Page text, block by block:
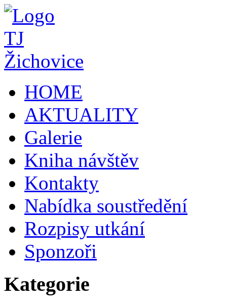
HOME
AKTUALITY
Galerie
Kniha návštěv
Kontakty
Nabídka soustředění
Rozpisy utkání
Sponzoři
Kategorie